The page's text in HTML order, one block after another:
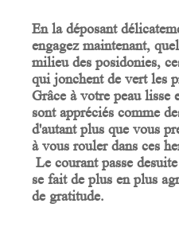
En la déposant
engagez maintenant,
milieu des posidonies,
qui jonchent de vert les
Grâce à votre peau lisse
sont appréciés comme
d'autant plus que vous
à vous rouler dans ces
Le courant passe
se fait de plus en plus
de gratitude.